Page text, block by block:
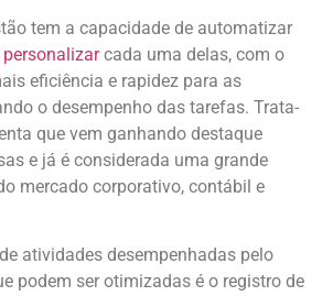
tem a capacidade de automatizar
personalizarcada uma delas, com o
eficiência e rapidez para as
o desempenho das tarefas. Trata-
que vem ganhando destaque
e já é considerada uma grande
mercado corporativo, contábil e
atividades desempenhadas pelo
podem ser otimizadas é o registro de